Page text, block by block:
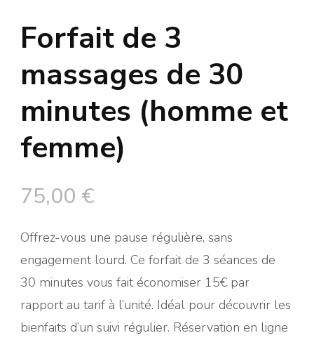
Forfait de 3
massages de 30
minutes (homme et
femme)
75,00 €
Offrez-vous une pause régulière, sans
engagement lourd. Ce forfait de 3 séances de
30 minutes vous fait économiser 15€ par
rapport au tarif à l’unité. Idéal pour découvrir les
bienfaits d’un suivi régulier. Réservation en ligne